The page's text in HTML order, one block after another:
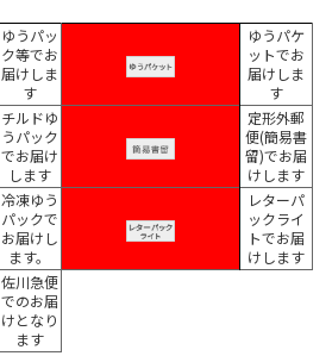
ゆうパッ
ク等でお
届けしま
す
ゆうパケ
ットでお
届けしま
す
チルドゆ
うパック
でお届け
します
定形外郵
便(簡易書
留)でお届
けします
冷凍ゆう
パックで
お届けし
ます。
レターパ
ックライ
トでお届
けします
佐川急便
でのお届
けとなり
ます